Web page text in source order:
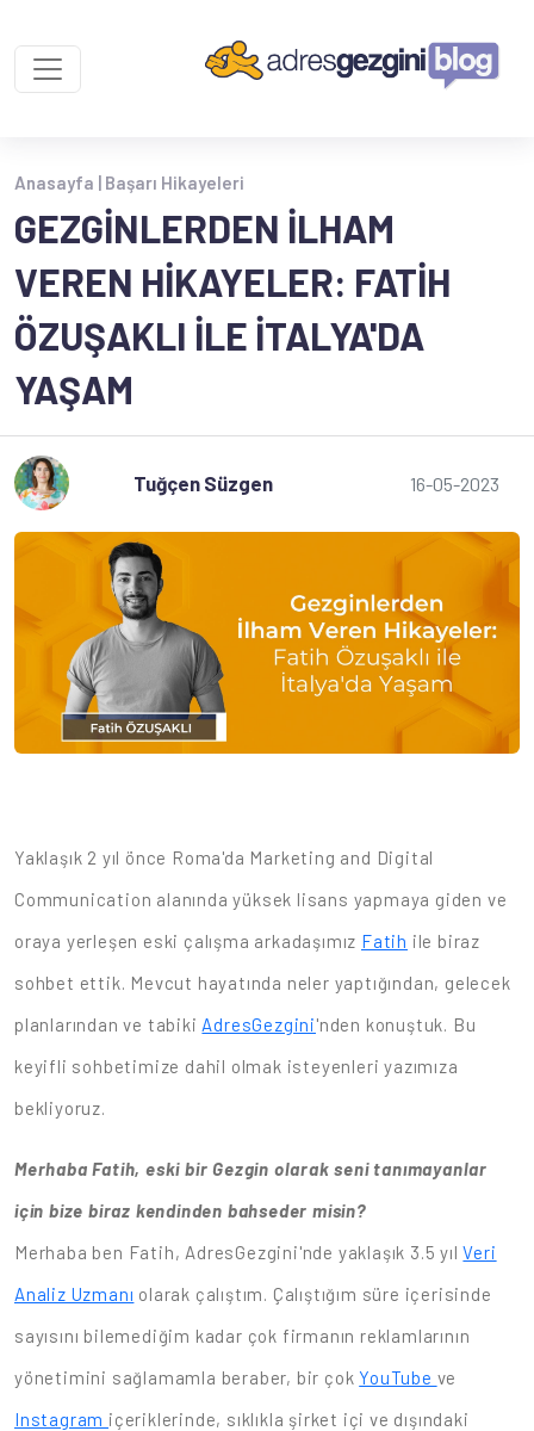
Anasayfa | Başarı Hikayeleri
GEZGINLERDEN İLHAM
VEREN HIKAYELER: FATIH
ÖZUŞAKLI ILE İTALYA'DA
YAŞAM
Tuğçen Süzgen 16-05-2023
Yaklaşık 2 yıl önce Roma'da Marketing and Digital
Communication alanında yüksek lisans yapmaya giden ve
oraya yerleşen eski çalışma arkadaşımız Fatih ile biraz
sohbet ettik. Mevcut hayatında neler yaptığından, gelecek
planlarından ve tabiki AdresGezgini'nden konuştuk. Bu
keyifli sohbetimize dahil olmak isteyenleri yazımıza
bekliyoruz.
Merhaba Fatih, eski bir Gezgin olarak seni tanımayanlar
için bize biraz kendinden bahseder misin?
Merhaba ben Fatih, AdresGezgini'nde yaklaşık 3.5 yılVeri
Analiz Uzmanı olarak çalıştım. Çalıştığım süre içerisinde
sayısını bilemediğim kadar çok firmanın reklamlarının
yönetimini sağlamamla beraber, bir çokYouTube ve
Instagram içeriklerinde, sıklıkla şirket içi ve dışındaki